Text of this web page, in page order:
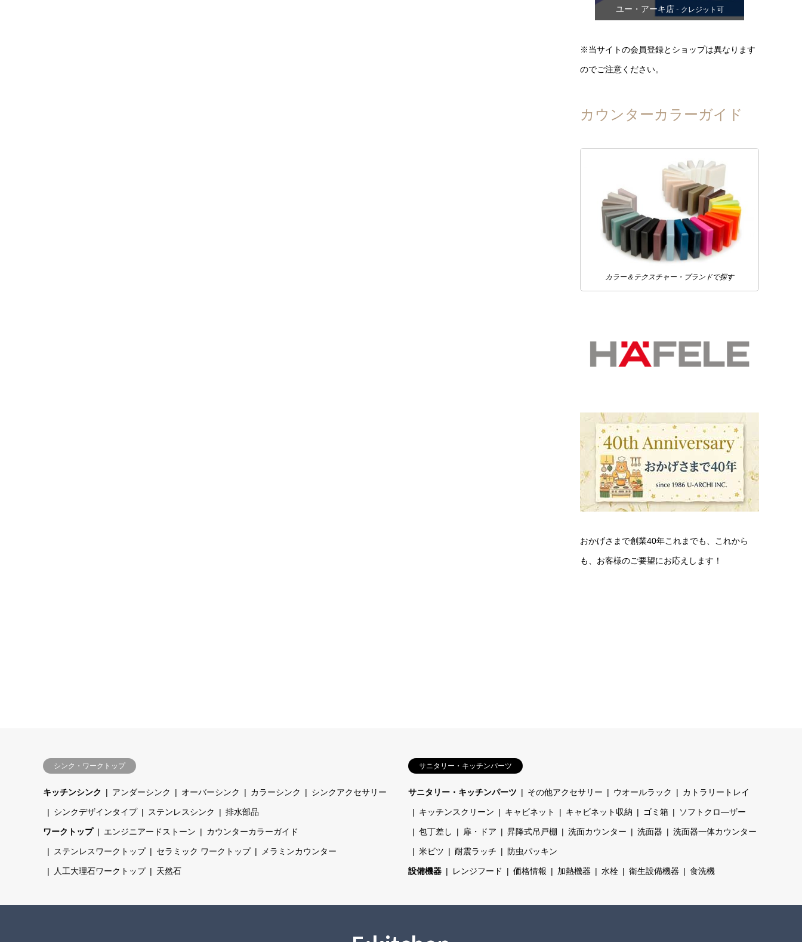
ユー・アーキ店- クレジット可
※当サイトの会員登録とショップは異なります
のでご注意ください。
カウンターカラーガイド
カラー＆テクスチャー・ブランドで探す
おかげさまで創業40年これまでも、これから
も、お客様のご要望にお応えします！
シンク・ワークトップ
キッチンシンク アンダーシンク オーバーシンク カラーシンク シンクアクセサリー
シンクデザインタイプ ステンレスシンク 排水部品
ワークトップ エンジニアードストーン カウンターカラーガイド
ステンレスワークトップ セラミック ワークトップ メラミンカウンター
人工大理石ワークトップ 天然石
サニタリー・キッチンパーツ
サニタリー・キッチンパーツ その他アクセサリー ウオールラック カトラリートレイ
キッチンスクリーン キャビネット キャビネット収納 ゴミ箱 ソフトクロ―ザー
包丁差し 扉・ドア 昇降式吊戸棚 洗面カウンター 洗面器 洗面器一体カウンター
米ビツ 耐震ラッチ 防虫パッキン
設備機器 レンジフード 価格情報 加熱機器 水栓 衛生設備機器 食洗機